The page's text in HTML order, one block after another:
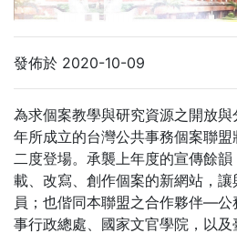
發佈於 2020-10-09
為求個案教學與研究資源之開放
年所成立的台灣公共事務個案聯
二度登場。承襲上年度的宣傳餘
載、改寫、創作個案的新網站，
員；也偕同本聯盟之合作夥伴—公
事行政總處、國家文官學院，以